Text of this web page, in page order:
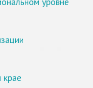
крае